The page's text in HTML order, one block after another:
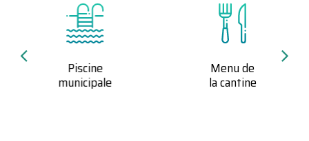
Piscine
municipale
Menu de
la cantine